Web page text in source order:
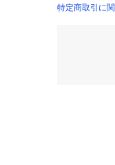
ライトイエ
特定商取引に